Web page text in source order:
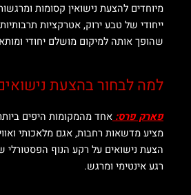
מיוחדים להצעת נישואין קסומות
ייחודי של טבע ירוק, אטרקציות תרבותיות
שהופך אותה למיקום מושלם יחודי
למה לבחור בהצעת
פארק פרס: אחד מהמקומות היפים
מציע מדשאות רחבות, אגם מלאכותי
הצעת נישואים על רקע הנוף הפסטורלי
רגע אינטימי ומרגש.